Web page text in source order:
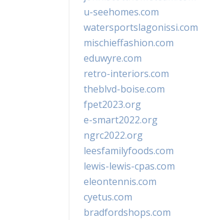
u-seehomes.com
watersportslagonissi.com
mischieffashion.com
eduwyre.com
retro-interiors.com
theblvd-boise.com
fpet2023.org
e-smart2022.org
ngrc2022.org
leesfamilyfoods.com
lewis-lewis-cpas.com
eleontennis.com
cyetus.com
bradfordshops.com